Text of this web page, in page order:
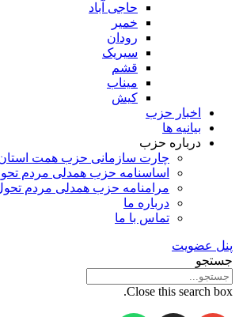
حاجی آباد
خمیر
رودان
سیریک
قشم
میناب
کیش
اخبار حزب
بیانیه ها
درباره حزب
چارت سازمانی حزب همت
اساسنامه حزب همدلی مردم
مرامنامه حزب همدلی مردم
درباره ما
تماس با ما
پنل عضویت
جستجو
Close this search box.